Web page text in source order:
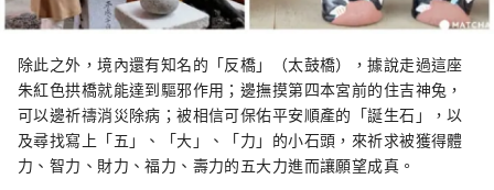
除此之外，境內還有知名的「反橋」（太鼓橋），據說走過這座
朱紅色拱橋就能達到驅邪作用；邊撫摸第四本宮前的住吉神兔，
可以邊祈禱消災除病；被相信可保佑平安順產的「誕生石」，以
及尋找寫上「五」、「大」、「力」的小石頭，來祈求被獲得體
力、智力、財力、福力、壽力的五大力進而讓願望成真。